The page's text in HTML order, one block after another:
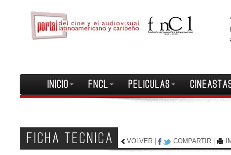
INICIO FNCL PELICULAS
FICHA TECNICA VOLVER COMPARTIR